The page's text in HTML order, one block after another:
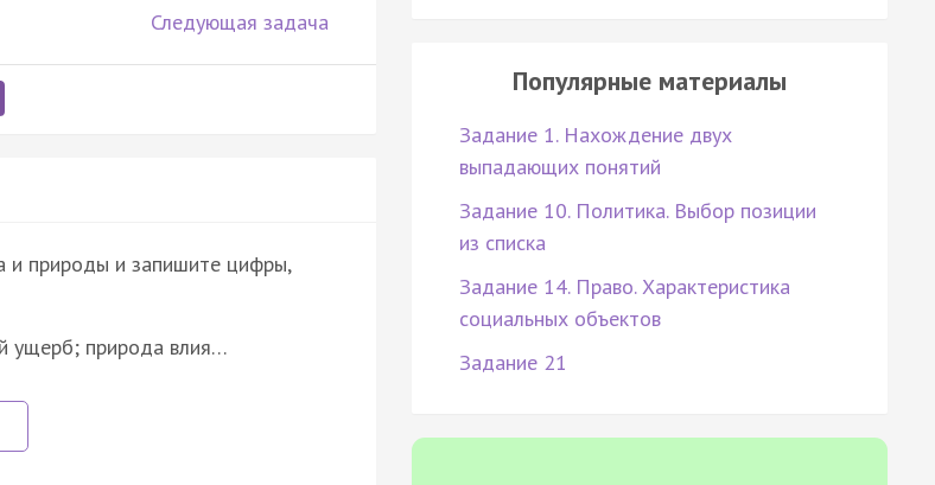
Следующая задача
и природы и запишите цифры,
ущерб; природа влия…
Популярные материалы
Задание 1. Нахождение двух
выпадающих понятий
Задание 10. Политика. Выбор позиции
из списка
Задание 14. Право. Характеристика
социальных объектов
Задание 21